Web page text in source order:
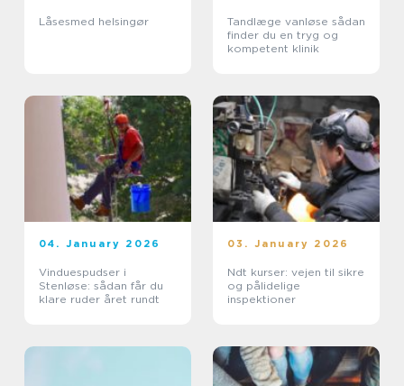
Låsesmed helsingør
Tandlæge vanløse sådan
finder du en tryg og
kompetent klinik
04. January 2026
Vinduespudser i
Stenløse: sådan får du
klare ruder året rundt
03. January 2026
Ndt kurser: vejen til sikre
og pålidelige
inspektioner